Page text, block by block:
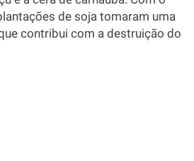
de soja tomaram uma
contribui com a destruição do